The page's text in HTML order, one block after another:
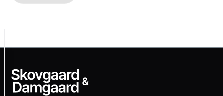
Vi
bruger
cookies